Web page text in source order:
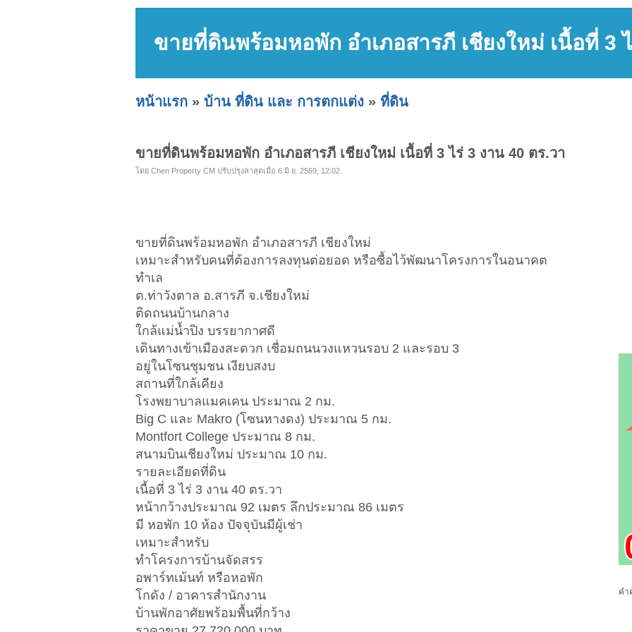
ขายที่ดินพร้อมหอพัก อำเภอสารภี เชียงใหม่ เนื้อที่ 3
หน้าแรก » บ้าน ที่ดิน และ การตกแต่ง » ที่ดิน
ขายที่ดินพร้อมหอพัก อำเภอสารภี เชียงใหม่ เนื้อที่ 3 ไร่ 3 งาน 40 ตร.วา
โดย Chen Property CM ปรับปรุงล่าสุดเมื่อ 6 มิ.ย. 2569, 12:02.
ขายที่ดินพร้อมหอพัก อำเภอสารภี เชียงใหม่
เหมาะสำหรับคนที่ต้องการลงทุนต่อยอด หรือซื้อไว้พัฒนาโครงการในอนาคต
ทำเล
ต.ท่าวังตาล อ.สารภี จ.เชียงใหม่
ติดถนนบ้านกลาง
ใกล้แม่น้ำปิง บรรยากาศดี
เดินทางเข้าเมืองสะดวก เชื่อมถนนวงแหวนรอบ 2 และรอบ 3
อยู่ในโซนชุมชน เงียบสงบ
สถานที่ใกล้เคียง
โรงพยาบาลแมคเคน ประมาณ 2 กม.
Big C และ Makro (โซนหางดง) ประมาณ 5 กม.
Montfort College ประมาณ 8 กม.
สนามบินเชียงใหม่ ประมาณ 10 กม.
รายละเอียดที่ดิน
เนื้อที่ 3 ไร่ 3 งาน 40 ตร.วา
หน้ากว้างประมาณ 92 เมตร ลึกประมาณ 86 เมตร
มี หอพัก 10 ห้อง ปัจจุบันมีผู้เช่า
เหมาะสำหรับ
ทำโครงการบ้านจัดสรร
อพาร์ทเม้นท์ หรือหอพัก
โกดัง / อาคารสำนักงาน
บ้านพักอาศัยพร้อมพื้นที่กว้าง
คำ